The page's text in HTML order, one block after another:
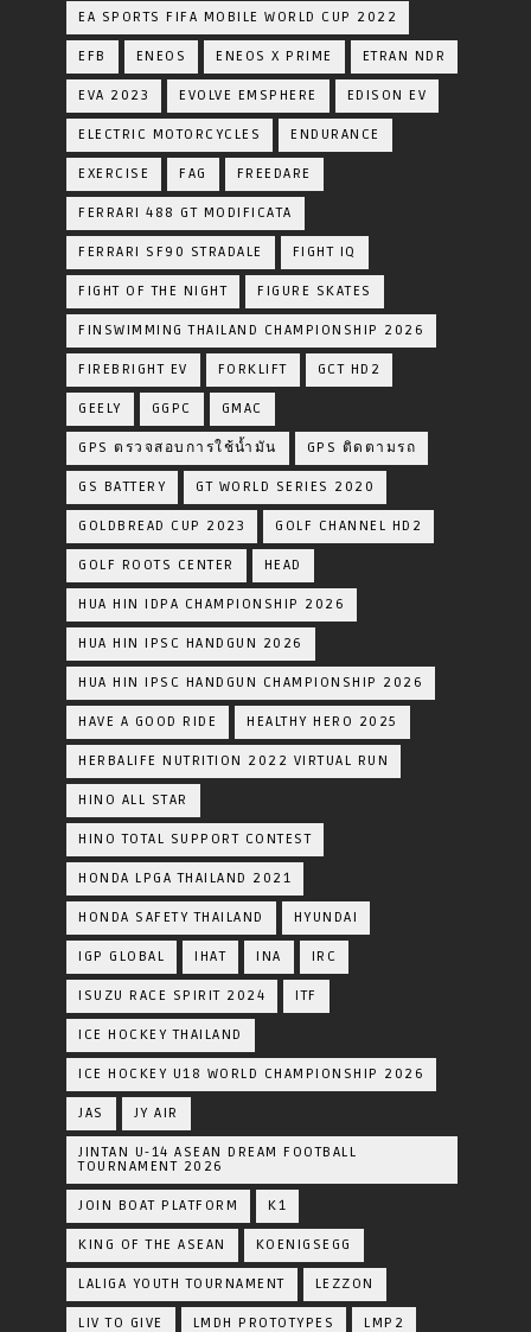
EA SPORTS FIFA MOBILE WORLD CUP 2022
EFB ENEOS ENEOS X PRIME ETRAN NDR
EVA 2023 EVOLVE EMSPHERE EDISON EV
ELECTRIC MOTORCYCLES ENDURANCE
EXERCISE FAG FREEDARE
FERRARI 488 GT MODIFICATA
FERRARI SF90 STRADALE FIGHT IQ
FIGHT OF THE NIGHT FIGURE SKATES
FINSWIMMING THAILAND CHAMPIONSHIP 2026
FIREBRIGHT EV FORKLIFT GCT HD2
GEELY GGPC GMAC
GPS ตรวจสอบการใช้น้ำมัน GPS ติดตามรถ
GS BATTERY GT WORLD SERIES 2020
GOLDBREAD CUP 2023 GOLF CHANNEL HD2
GOLF ROOTS CENTER HEAD
HUA HIN IDPA CHAMPIONSHIP 2026
HUA HIN IPSC HANDGUN 2026
HUA HIN IPSC HANDGUN CHAMPIONSHIP 2026
HAVE A GOOD RIDE HEALTHY HERO 2025
HERBALIFE NUTRITION 2022 VIRTUAL RUN
HINO ALL STAR
HINO TOTAL SUPPORT CONTEST
HONDA LPGA THAILAND 2021
HONDA SAFETY THAILAND HYUNDAI
IGP GLOBAL IHAT INA IRC
ISUZU RACE SPIRIT 2024 ITF
ICE HOCKEY THAILAND
ICE HOCKEY U18 WORLD CHAMPIONSHIP 2026
JAS JY AIR
JINTAN U-14 ASEAN DREAM FOOTBALL
TOURNAMENT 2026
JOIN BOAT PLATFORM K1
KING OF THE ASEAN KOENIGSEGG
LALIGA YOUTH TOURNAMENT LEZZON
LIV TO GIVE LMDH PROTOTYPES LMP2